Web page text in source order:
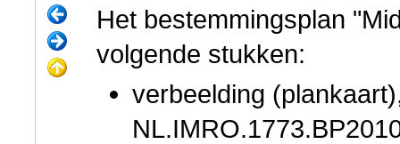
Het bestemmingsplan
volgende stukken:
verbeelding